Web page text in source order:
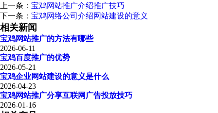
上一条： 宝鸡网站推广介绍推广技巧
下一条： 宝鸡网络公司介绍网站建设的意义
相关新闻
宝鸡网站推广的方法有哪些
2026-06-11
宝鸡百度推广的优势
2026-05-21
宝鸡企业网站建设的意义是什么
2026-04-23
宝鸡网站推广分享互联网广告投放技巧
2026-01-16